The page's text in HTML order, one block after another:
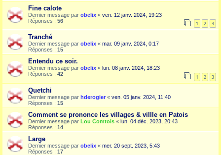
Fine calote
Dernier message par obelix « ven. 12 janv. 2024, 19:23
Réponses : 56 1 2 3
Tranché
Dernier message par obelix « mar. 09 janv. 2024, 0:17
Réponses : 15
Entendu ce soir.
Dernier message par obelix « lun. 08 janv. 2024, 18:23
Réponses : 42 1 2 3
Quetchi
Dernier message par hderogier « ven. 05 janv. 2024, 11:40
Réponses : 15
Comment se prononce les villages & villle en Patois
Dernier message par Lou Comtois « lun. 04 déc. 2023, 20:43
Réponses : 14
Large
Dernier message par obelix « mer. 20 sept. 2023, 5:43
Réponses : 17